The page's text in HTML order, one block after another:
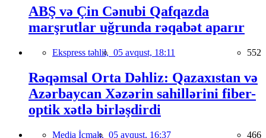
ABŞ və Çin Cənubi Qafqazda
marşrutlar uğrunda rəqabət aparır
Ekspress təhlil, 05 avqust, 18:11 552
Rəqəmsal Orta Dəhliz: Qazaxıstan və
Azərbaycan Xəzərin sahillərini fiber-
optik xətlə birləşdirdi
Media İcmalı, 05 avqust, 16:37 466